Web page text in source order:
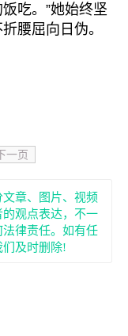
吃。”她始终坚
腰屈向日伪。
一页
章、图片、视频
观点表达，不一
律责任。如有任
及时删除!